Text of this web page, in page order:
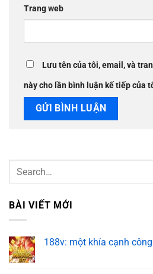
Trang web
Lưu tên của tôi, email, và
này cho lần bình luận kế tiếp của
BÀI VIẾT MỚI
188v: một khía cạnh